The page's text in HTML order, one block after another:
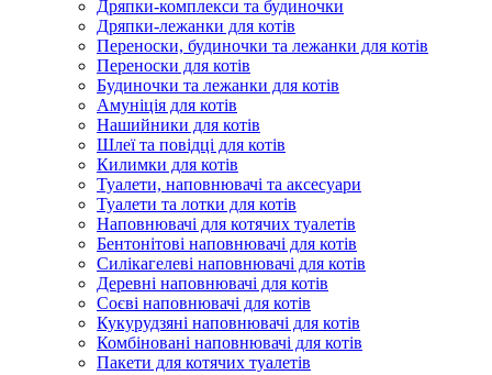
Дряпки-комплекси та будиночки
Дряпки-лежанки для котів
Переноски, будиночки та лежанки для котів
Переноски для котів
Будиночки та лежанки для котів
Амуніція для котів
Нашийники для котів
Шлеї та повідці для котів
Килимки для котів
Туалети, наповнювачі та аксесуари
Туалети та лотки для котів
Наповнювачі для котячих туалетів
Бентонітові наповнювачі для котів
Силікагелеві наповнювачі для котів
Деревні наповнювачі для котів
Соєві наповнювачі для котів
Кукурудзяні наповнювачі для котів
Комбіновані наповнювачі для котів
Пакети для котячих туалетів